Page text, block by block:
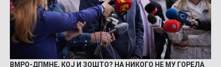
ВМРО-ДПМНЕ, КОЈ И ЗОШТО? НА НИКОГО НЕ МУ ГОРЕЛА